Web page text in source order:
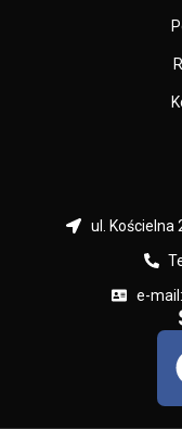
ul. Kościelna
e-